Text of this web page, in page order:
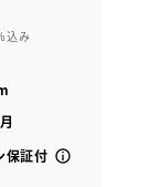
込み
保証付